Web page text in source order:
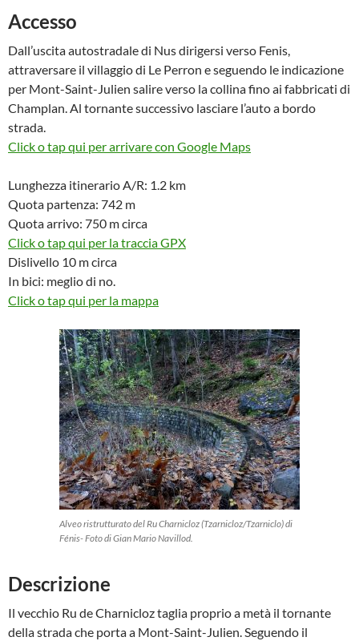
Accesso
Dall’uscita autostradale di Nus dirigersi verso Fenis,
attraversare il villaggio di Le Perron e seguendo le indicazione
per Mont-Saint-Julien salire verso la collina fino ai fabbricati di
Champlan. Al tornante successivo lasciare l’auto a bordo
strada.
Click o tap qui per arrivare con Google Maps
Lunghezza itinerario A/R: 1.2 km
Quota partenza: 742 m
Quota arrivo: 750 m circa
Click o tap qui per la traccia GPX
Dislivello 10 m circa
In bici: meglio di no.
Click o tap qui per la mappa
Alveo ristrutturato del Ru Charnicloz (Tzarnicloz/Tzarniclo) di
Fénis- Foto di Gian Mario Navillod.
Descrizione
Il vecchio Ru de Charnicloz taglia proprio a metà il tornante
della strada che porta a Mont-Saint-Julien. Seguendo il